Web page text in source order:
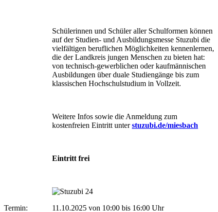
Schülerinnen und Schüler aller Schulformen können
auf der Studien- und Ausbildungsmesse Stuzubi die
vielfäl­tigen beruflichen Möglichkeiten kennenlernen,
die der Landkreis jungen Menschen zu bieten hat:
von tech­nisch-gewerblichen oder kaufmännischen
Ausbildungen über duale Studiengänge bis zum
klassischen Hoch­schulstudium in Vollzeit.
Weitere Infos sowie die Anmeldung zum
kostenfreien Eintritt unterstuzubi.de/miesbach
Eintritt frei
Termin: 11.10.2025 von 10:00 bis 16:00 Uhr